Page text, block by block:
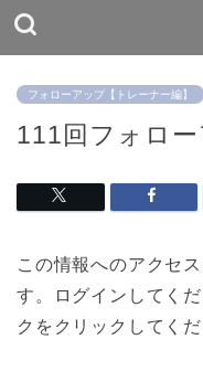
フォローアップ【トレーナー編】
111回フォロ
この情報へのアクセ
す。ログインしてく
クをクリックしてくだ